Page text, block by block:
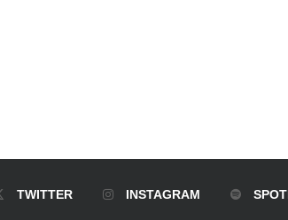
TWITTER INSTAGRAM